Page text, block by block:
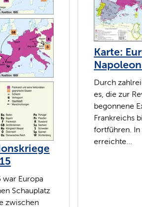
war Europa
Schauplatz
zwischen
Karte:
Durch
es, die zur
begonnene
Frankreichs
fortführen. In
erreichte...